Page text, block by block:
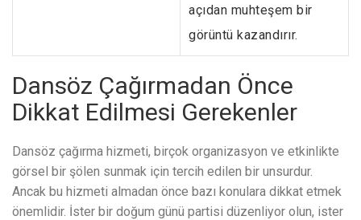
açıdan muhteşem bir
görüntü kazandırır.
Dansöz Çağırmadan Önce
Dikkat Edilmesi Gerekenler
Dansöz çağırma hizmeti, birçok organizasyon ve etkinlikte
görsel bir şölen sunmak için tercih edilen bir unsurdur.
Ancak bu hizmeti almadan önce bazı konulara dikkat etmek
önemlidir. İster bir doğum günü partisi düzenliyor olun, ister